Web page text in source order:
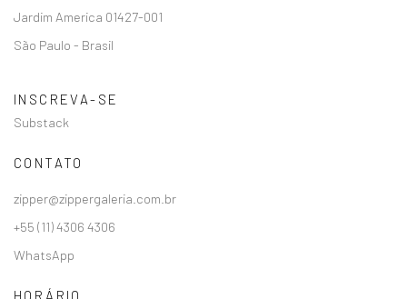
Jardim America 01427-001
São Paulo - Brasil
INSCREVA-SE
Substack
CONTATO
zipper@zippergaleria.com.br
+55 (11) 4306 4306
WhatsApp
HORÁRIO